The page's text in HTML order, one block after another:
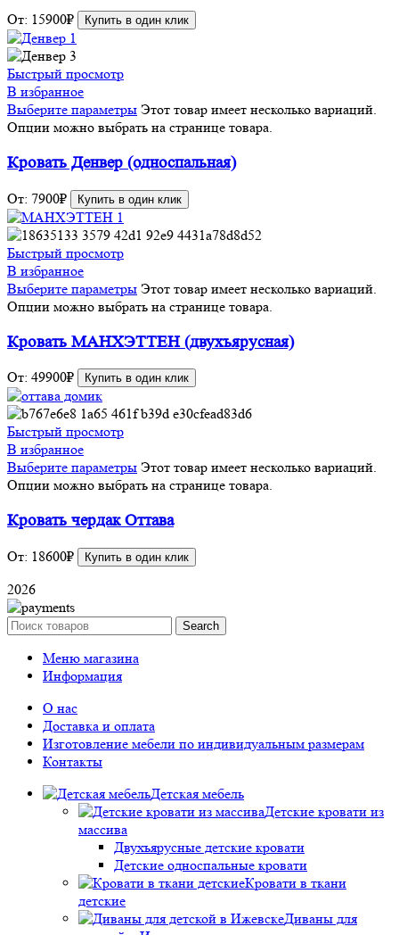
От: 15900₽ Купить в один клик
Быстрый просмотр
В избранное
Выберите параметры Этот товар имеет несколько вариаций.
Опции можно выбрать на странице товара.
Кровать Денвер (односпальная)
От: 7900₽ Купить в один клик
Быстрый просмотр
В избранное
Выберите параметры Этот товар имеет несколько вариаций.
Опции можно выбрать на странице товара.
Кровать МАНХЭТТЕН (двухъярусная)
От: 49900₽ Купить в один клик
Быстрый просмотр
В избранное
Выберите параметры Этот товар имеет несколько вариаций.
Опции можно выбрать на странице товара.
Кровать чердак Оттава
От: 18600₽ Купить в один клик
2026
Search
Меню магазина
Информация
О нас
Доставка и оплата
Изготовление мебели по индивидуальным размерам
Контакты
Детская мебель
Детские кровати из
массива
Двухъярусные детские кровати
Детские односпальные кровати
Кровати в ткани
детские
Диваны для